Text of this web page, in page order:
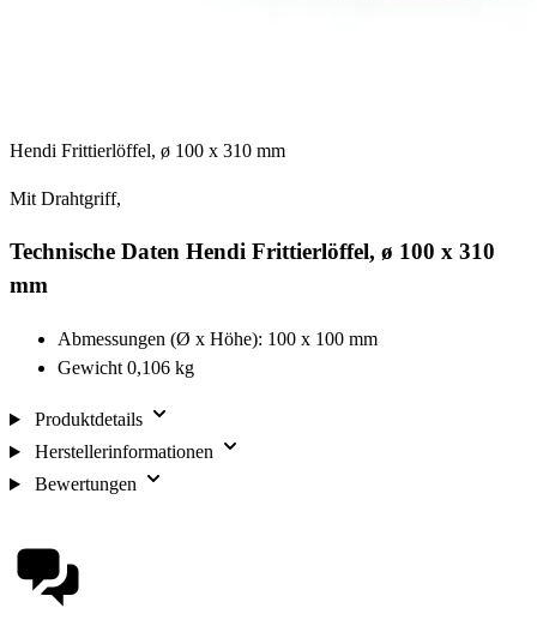
Hendi Frittierlöffel, ø 100 x 310 mm
Mit Drahtgriff,
Technische Daten Hendi Frittierlöffel, ø 100 x 310
mm
Abmessungen (Ø x Höhe): 100 x 100 mm
Gewicht 0,106 kg
Produktdetails
Herstellerinformationen
Bewertungen